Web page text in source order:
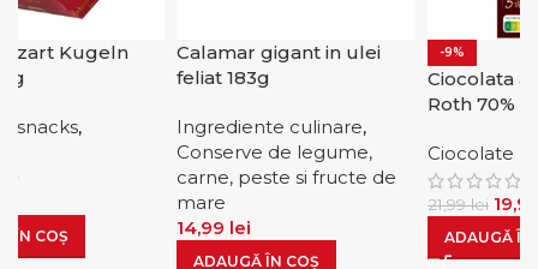
Kugeln
,
COȘ
Calamar gigant in ulei
feliat 183g
Ingrediente culinare,
Conserve de legume,
carne, peste si fructe de
mare
14,99lei
ADAUGĂ ÎN COȘ
Ciocolata
Roth 70%
Ciocolate
21,99lei 19,99
ADAUGĂ ÎN